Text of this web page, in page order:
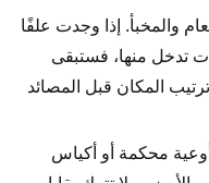
والمخبأ. إذا وجدت علفًا
تدخل منها، فستبقى
المكان قبل المصائد
محكمة أو أكياس